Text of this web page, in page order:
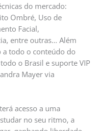
do mercado:
Ombré, Uso de
Facial,
entre outras… Além
a todo o conteúdo do
o Brasil e suporte VIP
Mayer via
acesso a uma
no seu ritmo, a